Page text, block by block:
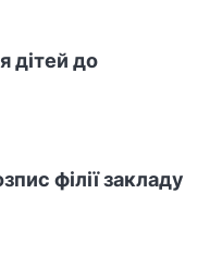
дітей до
філії закладу